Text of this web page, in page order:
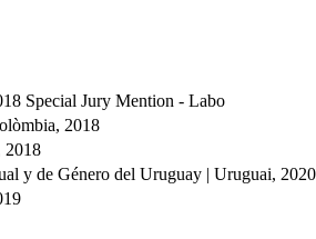
Special Jury Mention - Labo
2018
2018
y de Género del Uruguay | Uruguai, 2020